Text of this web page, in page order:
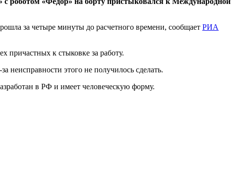
за четыре минуты до расчетного времени, сообщает РИА
причастных к стыковке за работу.
неисправности этого не получилось сделать.
в РФ и имеет человеческую форму.